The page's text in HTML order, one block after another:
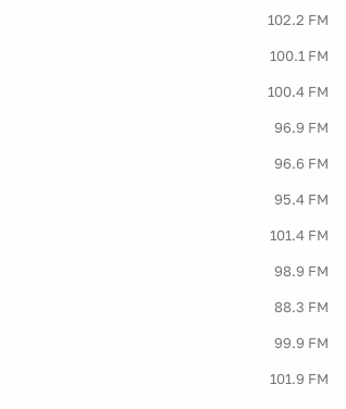
102.2 FM
100.1 FM
100.4 FM
96.9 FM
96.6 FM
95.4 FM
101.4 FM
98.9 FM
88.3 FM
99.9 FM
101.9 FM